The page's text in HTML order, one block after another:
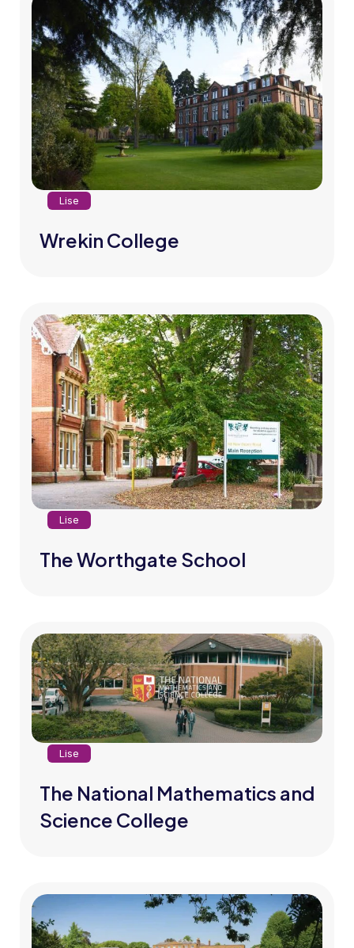
Lise
Wrekin College
Lise
The Worthgate School
Lise
The National Mathematics and
Science College